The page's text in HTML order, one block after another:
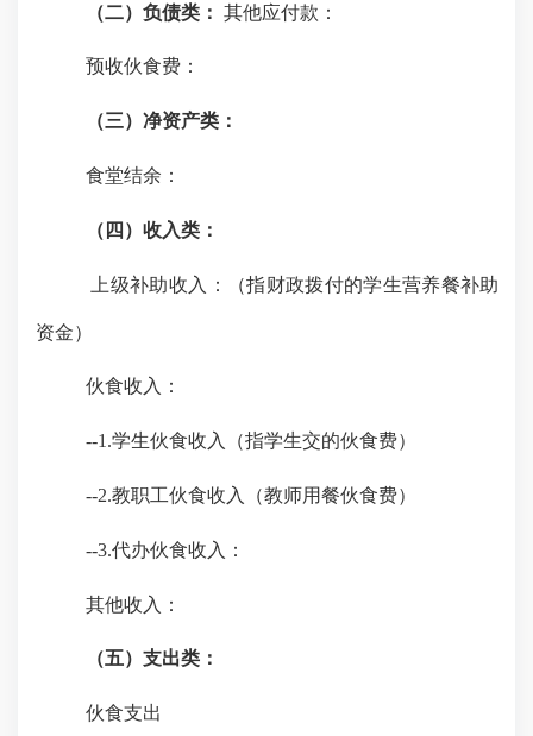
（二）负债类： 其他应付款：
预收伙食费：
（三）净资产类：
食堂结余：
（四）收入类：
上级补助收入：（指财政拨付的学生营养餐补助
资金）
伙食收入：
--1.学生伙食收入（指学生交的伙食费）
--2.教职工伙食收入（教师用餐伙食费）
--3.代办伙食收入：
其他收入：
（五）支出类：
伙食支出